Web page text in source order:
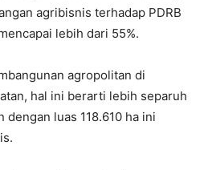
agribisnis terhadap PDRB
lebih dari 55%.
agropolitan di
hal ini berarti lebih separuh
luas 118.610 ha ini